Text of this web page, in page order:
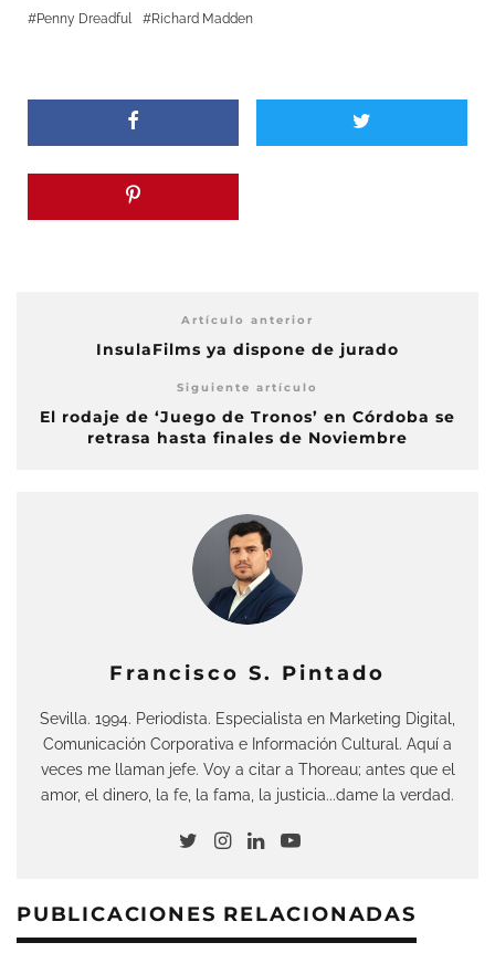
Penny Dreadful
Richard Madden
Artículo anterior
InsulaFilms ya dispone de jurado
Siguiente artículo
El rodaje de ‘Juego de Tronos’ en Córdoba se
retrasa hasta finales de Noviembre
Francisco S. Pintado
Sevilla. 1994. Periodista. Especialista en Marketing Digital,
Comunicación Corporativa e Información Cultural. Aquí a
veces me llaman jefe. Voy a citar a Thoreau; antes que el
amor, el dinero, la fe, la fama, la justicia...dame la verdad.
PUBLICACIONES RELACIONADAS